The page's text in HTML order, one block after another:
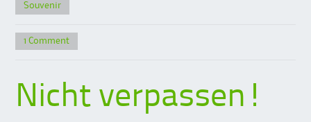
Souvenir
1 Comment
Nicht verpassen!